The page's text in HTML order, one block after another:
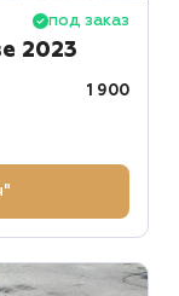
под заказ
2023
1 900